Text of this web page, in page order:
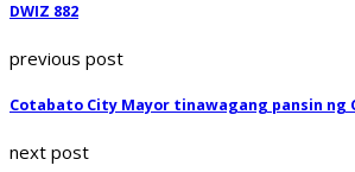
DWIZ 882
previous post
Cotabato City Mayor tinawagang pansin ng
next post